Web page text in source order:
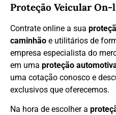
Proteção Veicular On-
Contrate online a sua
caminhão e utilitários de
empresa especialista do
em uma proteção
uma cotação conosco e
exclusivos que oferecemos.
Na hora de escolher a